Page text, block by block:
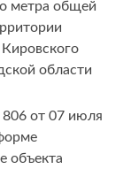
метра общей
области
от 07 июля
объекта